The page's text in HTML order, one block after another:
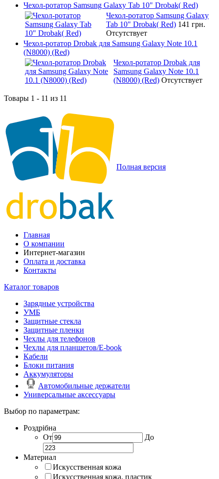
Чехол-ротатор Samsung Galaxy Tab 10" Drobak( Red)
Чехол-ротатор Samsung Galaxy
Tab 10" Drobak( Red) 141 грн.
Отсутствует
Чехол-ротатор Drobak для Samsung Galaxy Note 10.1
(N8000) (Red)
Чехол-ротатор Drobak для
Samsung Galaxy Note 10.1
(N8000) (Red) Отсутствует
Товары 1 - 11 из 11
Полная версия
Главная
О компании
Интернет-магазин
Оплата и доставка
Контакты
Каталог товаров
Зарядные устройства
УМБ
Защитные стекла
Защитные пленки
Чехлы для телефонов
Чехлы для планшетов/E-book
Кабели
Блоки питания
Аккумуляторы
Автомобильные держатели
Универсальные аксессуары
Выбор по параметрам:
Роздрібна
От
До
Материал
Искусственная кожа
Искусственная кожа, пластик